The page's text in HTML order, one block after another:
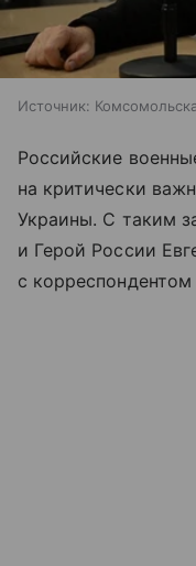
Источник:
Российские
на критически
Украины. С таким
и Герой России
с